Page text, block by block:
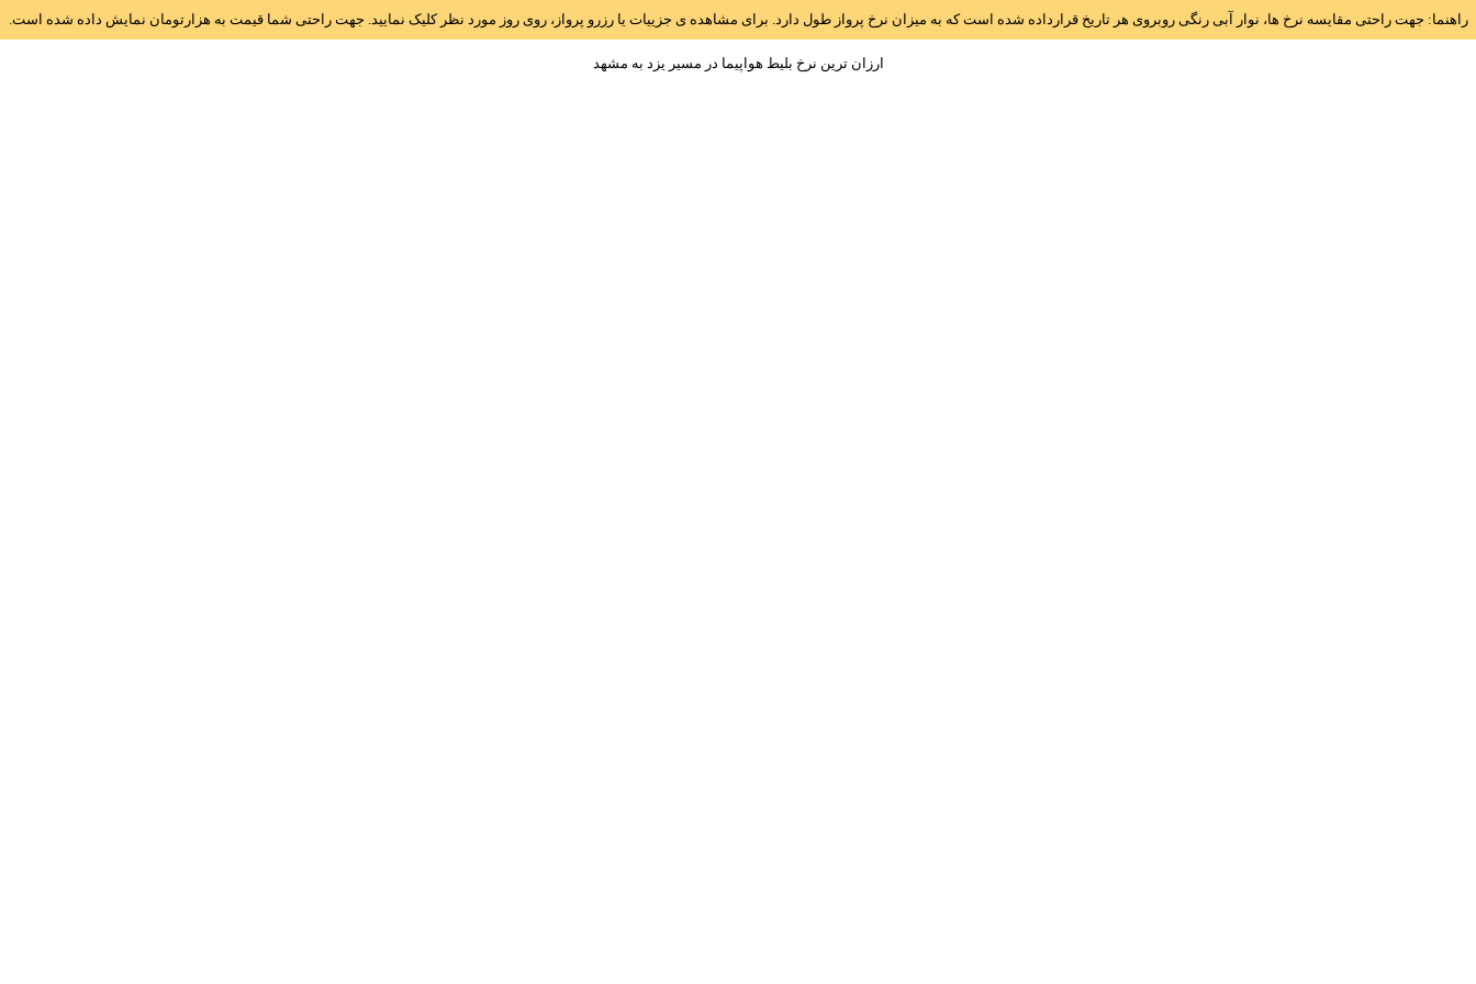
راهنما: جهت راحتی مقایسه نرخ ها، نوار آبی رنگی روبروی هر تاریخ قرارداده شده است که به میزان نرخ پرواز طول دارد. برای مشاهده ی جزییات یا رزرو پرواز، روی روز مورد نظر کلیک نمایید. جهت راحتی شما قیمت به هزارتومان نمایش داده شده است.
ارزان ترین نرخ بلیط هواپیما در مسیر يزد به مشهد